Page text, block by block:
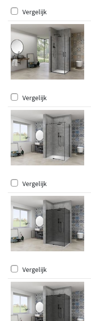
Vergelijk
Vergelijk
Vergelijk
Vergelijk